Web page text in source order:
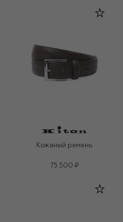
Кожаный ремень
75 500 ₽